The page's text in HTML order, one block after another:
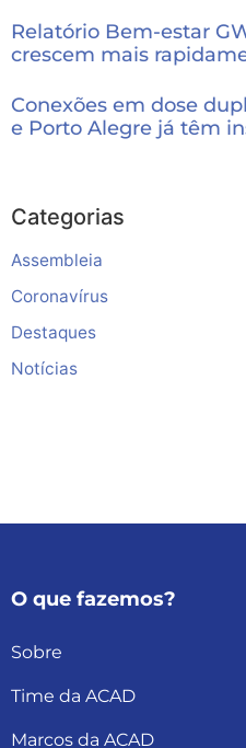
Relatório Bem-estar
crescem mais
Conexões em dose
e Porto Alegre já têm
Categorias
Assembleia
Coronavírus
Destaques
Notícias
O que fazemos?
Sobre
Time da ACAD
Marcos da ACAD